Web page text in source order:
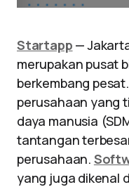
Startapp —
merupakan pusat
berkembang
perusahaan yang
daya manusia
tantangan
perusahaan.
yang juga dikenal